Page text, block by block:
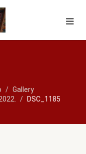
Gallery
DSC_1185